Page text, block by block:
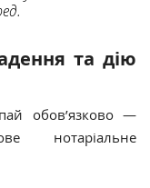
та дію
обов’язково —
нотаріальне